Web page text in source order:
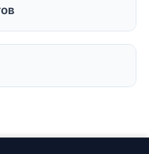
центр
компании.